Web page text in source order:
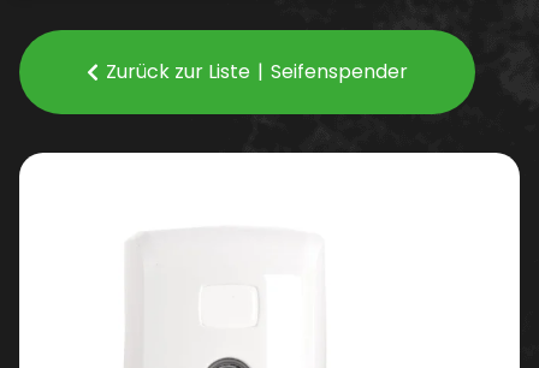
Zurück zur Liste Seifenspender